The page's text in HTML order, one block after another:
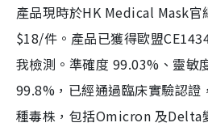
產品現時於HK Medical Mask官
$18/件。產品已獲得歐盟
我檢測。準確度 99.03%、靈敏
99.8%，已經通過臨床實驗認證
種毒株，包括Omicron 及Delta